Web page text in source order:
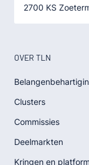
2700 KS
OVER TLN
Clusters
Commissies
Deelmarkten
Kringen en